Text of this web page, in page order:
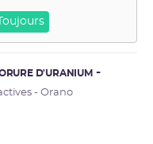
Toujours
D'URANIUM
- Orano